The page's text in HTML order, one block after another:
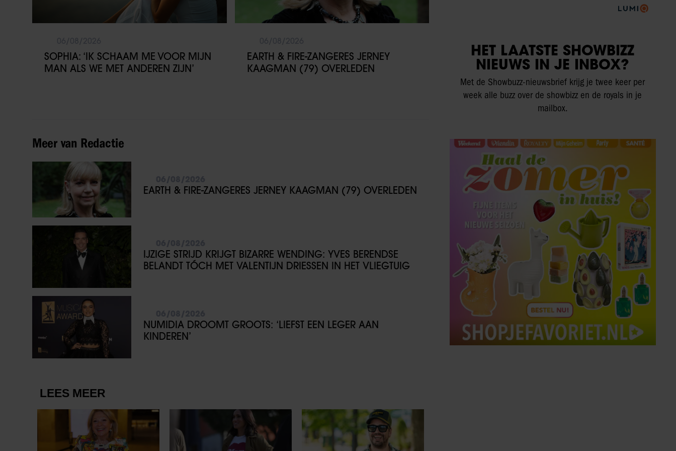
SOPHIA: ‘IK SCHAAM ME VOOR MIJN
MAN ALS WE MET ANDEREN ZIJN’
EARTH & FIRE-ZANGERES JERNEY
KAAGMAN (79) OVERLEDEN
Meer van Redactie
EARTH & FIRE-ZANGERES JERNEY KAAGMAN (79) OVERLEDEN
IJZIGE STRIJD KRIJGT BIZARRE WENDING: YVES BERENDSE
BELANDT TÓCH MET VALENTIJN DRIESSEN IN HET VLIEGTUIG
NUMIDIA DROOMT GROOTS: ‘LIEFST EEN LEGER AAN
KINDEREN’
HET LAATSTE SHOWBIZZ
NIEUWS IN JE INBOX?
Met de Showbuzz-nieuwsbrief krijg je twee keer per
week alle buzz over de showbizz en de royals in je
mailbox.